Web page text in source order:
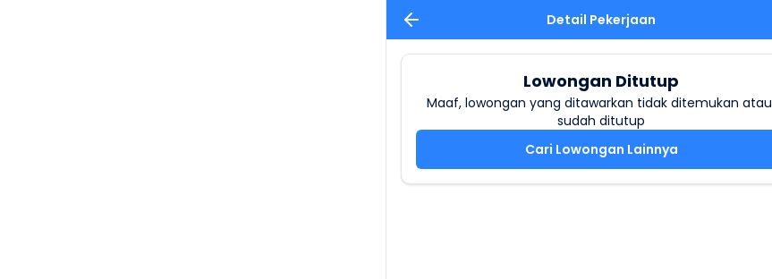
Detail Pekerjaan
Lowongan Ditutup
Maaf, lowongan yang ditawarkan tidak ditemukan atau
sudah ditutup
Cari Lowongan Lainnya